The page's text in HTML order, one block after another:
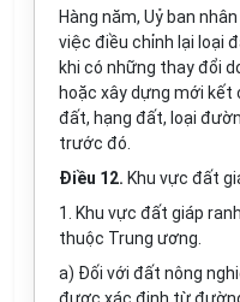
Hàng năm, Uỷ ban
việc điều chỉnh lại loại
khi có những thay đổi
hoặc xây dựng mới kết
đất, hạng đất, loại
trước đó.
Điều 12. Khu vực đất
1. Khu vực đất giáp
thuộc Trung ương.
a) Đối với đất nông